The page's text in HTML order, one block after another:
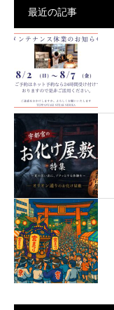
最近の記事